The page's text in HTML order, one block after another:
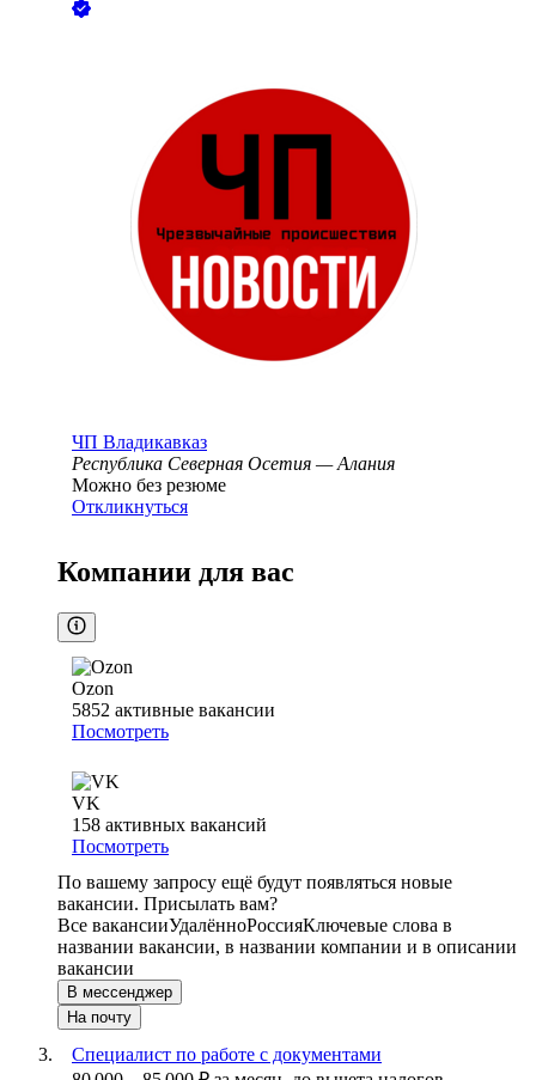
ЧП Владикавказ
Республика Северная Осетия — Алания
Можно без резюме
Откликнуться
Компании для вас
Ozon
5852 активные вакансии
Посмотреть
VK
158 активных вакансий
Посмотреть
По вашему запросу ещё будут появляться новые
вакансии. Присылать вам?
Все вакансииУдалённоРоссияКлючевые слова в
названии вакансии, в названии компании и в описании
вакансии
В мессенджер
На почту
Специалист по работе с документами